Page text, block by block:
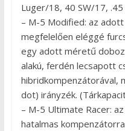
Luger/18, 40 SW/17, .45
– M-5 Modified: az
megfelelően eléggé
egy adott méretű
alakú, ferdén lecsapott
hibridkompenzátorával,
dot) irányzék.
– M-5 Ultimate Racer:
hatalmas